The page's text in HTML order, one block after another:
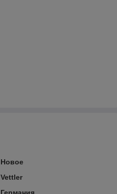
Новое
Vettler
Германия